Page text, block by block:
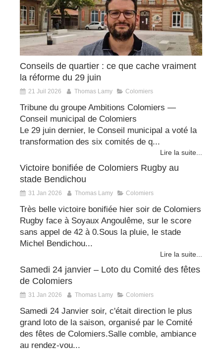
Conseils de quartier : ce que cache vraiment
la réforme du 29 juin
21 Juil 2026 Thomas Lamy Colomiers
Tribune du groupe Ambitions Colomiers —
Conseil municipal de Colomiers
Le 29 juin dernier, le Conseil municipal a voté la
transformation des six comités de q...
Lire la suite...
Victoire bonifiée de Colomiers Rugby au
stade Bendichou
31 Jan 2026 Thomas Lamy Colomiers
Très belle victoire bonifiée hier soir de Colomiers
Rugby face à Soyaux Angoulême, sur le score
sans appel de 42 à 0.Sous la pluie, le stade
Michel Bendichou...
Lire la suite...
Samedi 24 janvier – Loto du Comité des fêtes
de Colomiers
31 Jan 2026 Thomas Lamy Colomiers
Samedi 24 Janvier soir, c'était direction le plus
grand loto de la saison, organisé par le Comité
des fêtes de Colomiers.Salle comble, ambiance
au rendez-vou...